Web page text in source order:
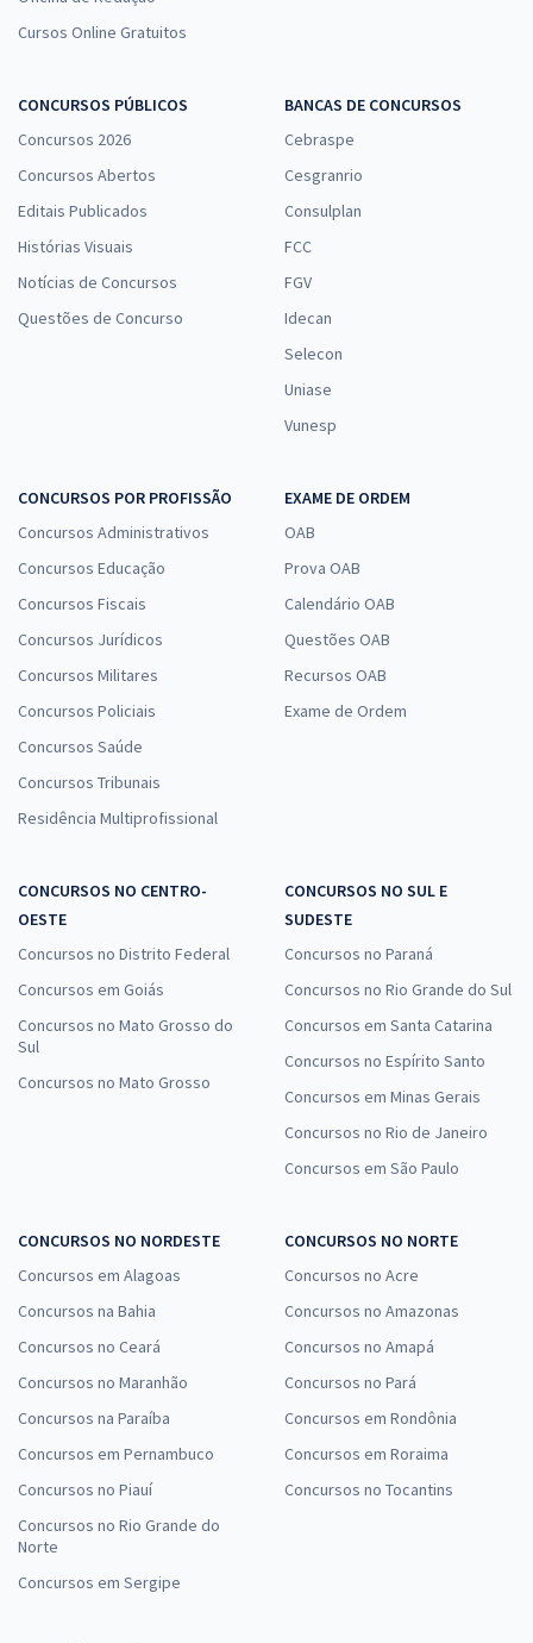
Cursos Online Gratuitos
CONCURSOS PÚBLICOS
Concursos 2026
Concursos Abertos
Editais Publicados
Histórias Visuais
Notícias de Concursos
Questões de Concurso
BANCAS DE CONCURSOS
Cebraspe
Cesgranrio
Consulplan
FCC
FGV
Idecan
Selecon
Uniase
Vunesp
CONCURSOS POR PROFISSÃO
Concursos Administrativos
Concursos Educação
Concursos Fiscais
Concursos Jurídicos
Concursos Militares
Concursos Policiais
Concursos Saúde
Concursos Tribunais
Residência Multiprofissional
EXAME DE ORDEM
OAB
Prova OAB
Calendário OAB
Questões OAB
Recursos OAB
Exame de Ordem
CONCURSOS NO CENTRO-
OESTE
Concursos no Distrito Federal
Concursos em Goiás
Concursos no Mato Grosso do
Sul
Concursos no Mato Grosso
CONCURSOS NO SUL E
SUDESTE
Concursos no Paraná
Concursos no Rio Grande do Sul
Concursos em Santa Catarina
Concursos no Espírito Santo
Concursos em Minas Gerais
Concursos no Rio de Janeiro
Concursos em São Paulo
CONCURSOS NO NORDESTE
Concursos em Alagoas
Concursos na Bahia
Concursos no Ceará
Concursos no Maranhão
Concursos na Paraíba
Concursos em Pernambuco
Concursos no Piauí
Concursos no Rio Grande do
Norte
Concursos em Sergipe
CONCURSOS NO NORTE
Concursos no Acre
Concursos no Amazonas
Concursos no Amapá
Concursos no Pará
Concursos em Rondônia
Concursos em Roraima
Concursos no Tocantins